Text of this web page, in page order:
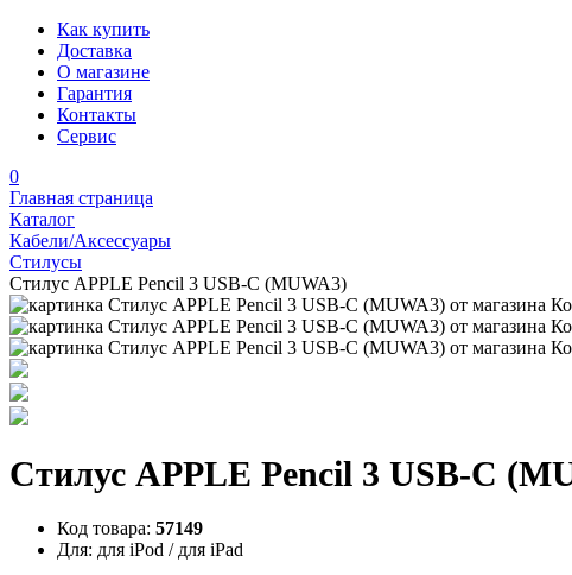
Как купить
Доставка
О магазине
Гарантия
Контакты
Сервис
0
Главная страница
Каталог
Кабели/Аксессуары
Стилусы
Стилус APPLE Pencil 3 USB-C (MUWA3)
Стилус APPLE Pencil 3 USB-C
Код товара: 57149
Для: для iPod / для iPad